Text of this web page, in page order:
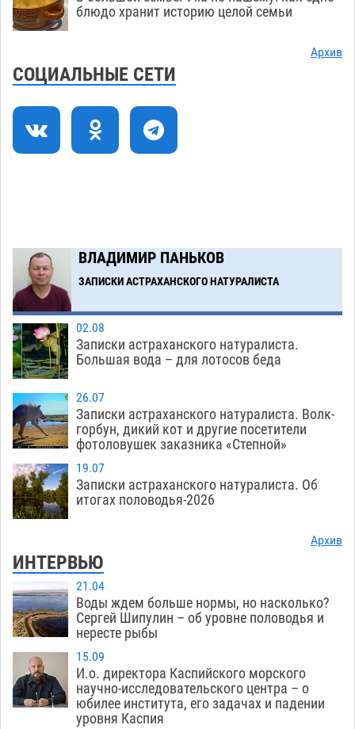
Астрахани продолжают не верить, что их
торговые точки снесут
Ящерицу из астраханской пустыни поместили
на новой серебряной монете Банка России
14:35
Буддийские святыни из Астрахани выставили
в музее Пушкина в Москве
блюдо хранит историю целой семьи
Архив
СОЦИАЛЬНЫЕ СЕТИ
ВЛАДИМИР ПАНЬКОВ
ЗАПИСКИ АСТРАХАНСКОГО НАТУРАЛИСТА
02.08
Записки астраханского натуралиста.
Большая вода – для лотосов беда
26.07
Записки астраханского натуралиста. Волк-
горбун, дикий кот и другие посетители
фотоловушек заказника «Степной»
19.07
Записки астраханского натуралиста. Об
итогах половодья-2026
Архив
ИНТЕРВЬЮ
21.04
Воды ждем больше нормы, но насколько?
Сергей Шипулин – об уровне половодья и
нересте рыбы
15.09
И.о. директора Каспийского морского
научно-исследовательского центра – о
юбилее института, его задачах и падении
уровня Каспия